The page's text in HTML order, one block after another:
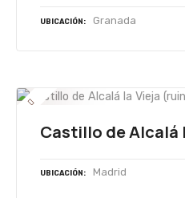
UBICACIÓN Granada
Castillo de Alcalá
UBICACIÓN Madrid